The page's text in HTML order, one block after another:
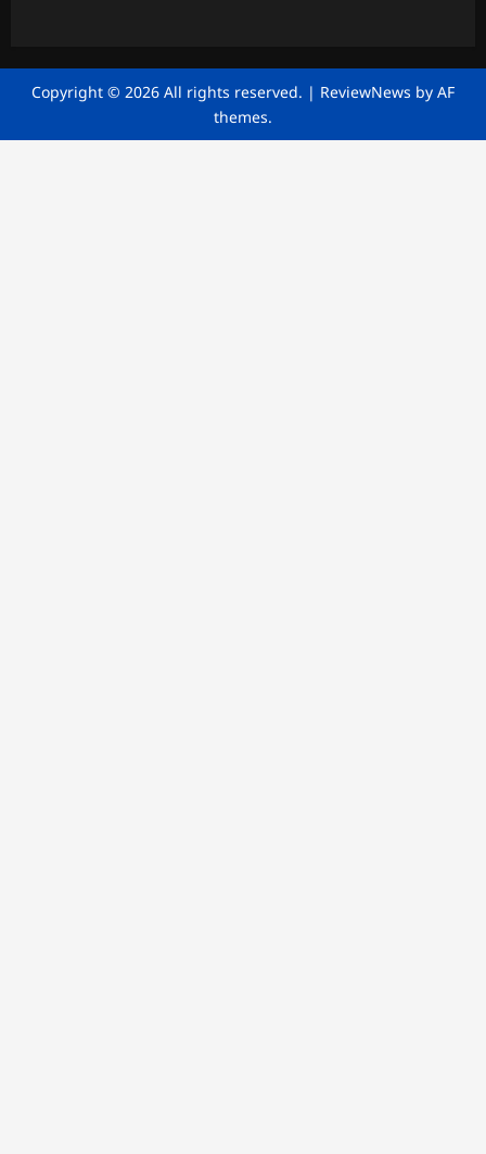
Copyright © 2026 All rights reserved. | ReviewNews by AF
themes.